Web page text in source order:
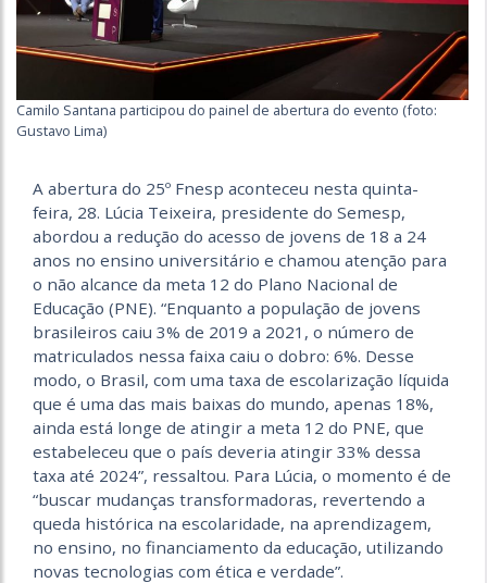
Camilo Santana participou do painel de abertura do evento (foto:
Gustavo Lima)
A abertura do 25º Fnesp aconteceu nesta quinta-
feira, 28. Lúcia Teixeira, presidente do Semesp,
abordou a redução do acesso de jovens de 18 a 24
anos no ensino universitário e chamou atenção para
o não alcance da meta 12 do Plano Nacional de
Educação (PNE). “Enquanto a população de jovens
brasileiros caiu 3% de 2019 a 2021, o número de
matriculados nessa faixa caiu o dobro: 6%. Desse
modo, o Brasil, com uma taxa de escolarização líquida
que é uma das mais baixas do mundo, apenas 18%,
ainda está longe de atingir a meta 12 do PNE, que
estabeleceu que o país deveria atingir 33% dessa
taxa até 2024”, ressaltou. Para Lúcia, o momento é de
“buscar mudanças transformadoras, revertendo a
queda histórica na escolaridade, na aprendizagem,
no ensino, no financiamento da educação, utilizando
novas tecnologias com ética e verdade”.